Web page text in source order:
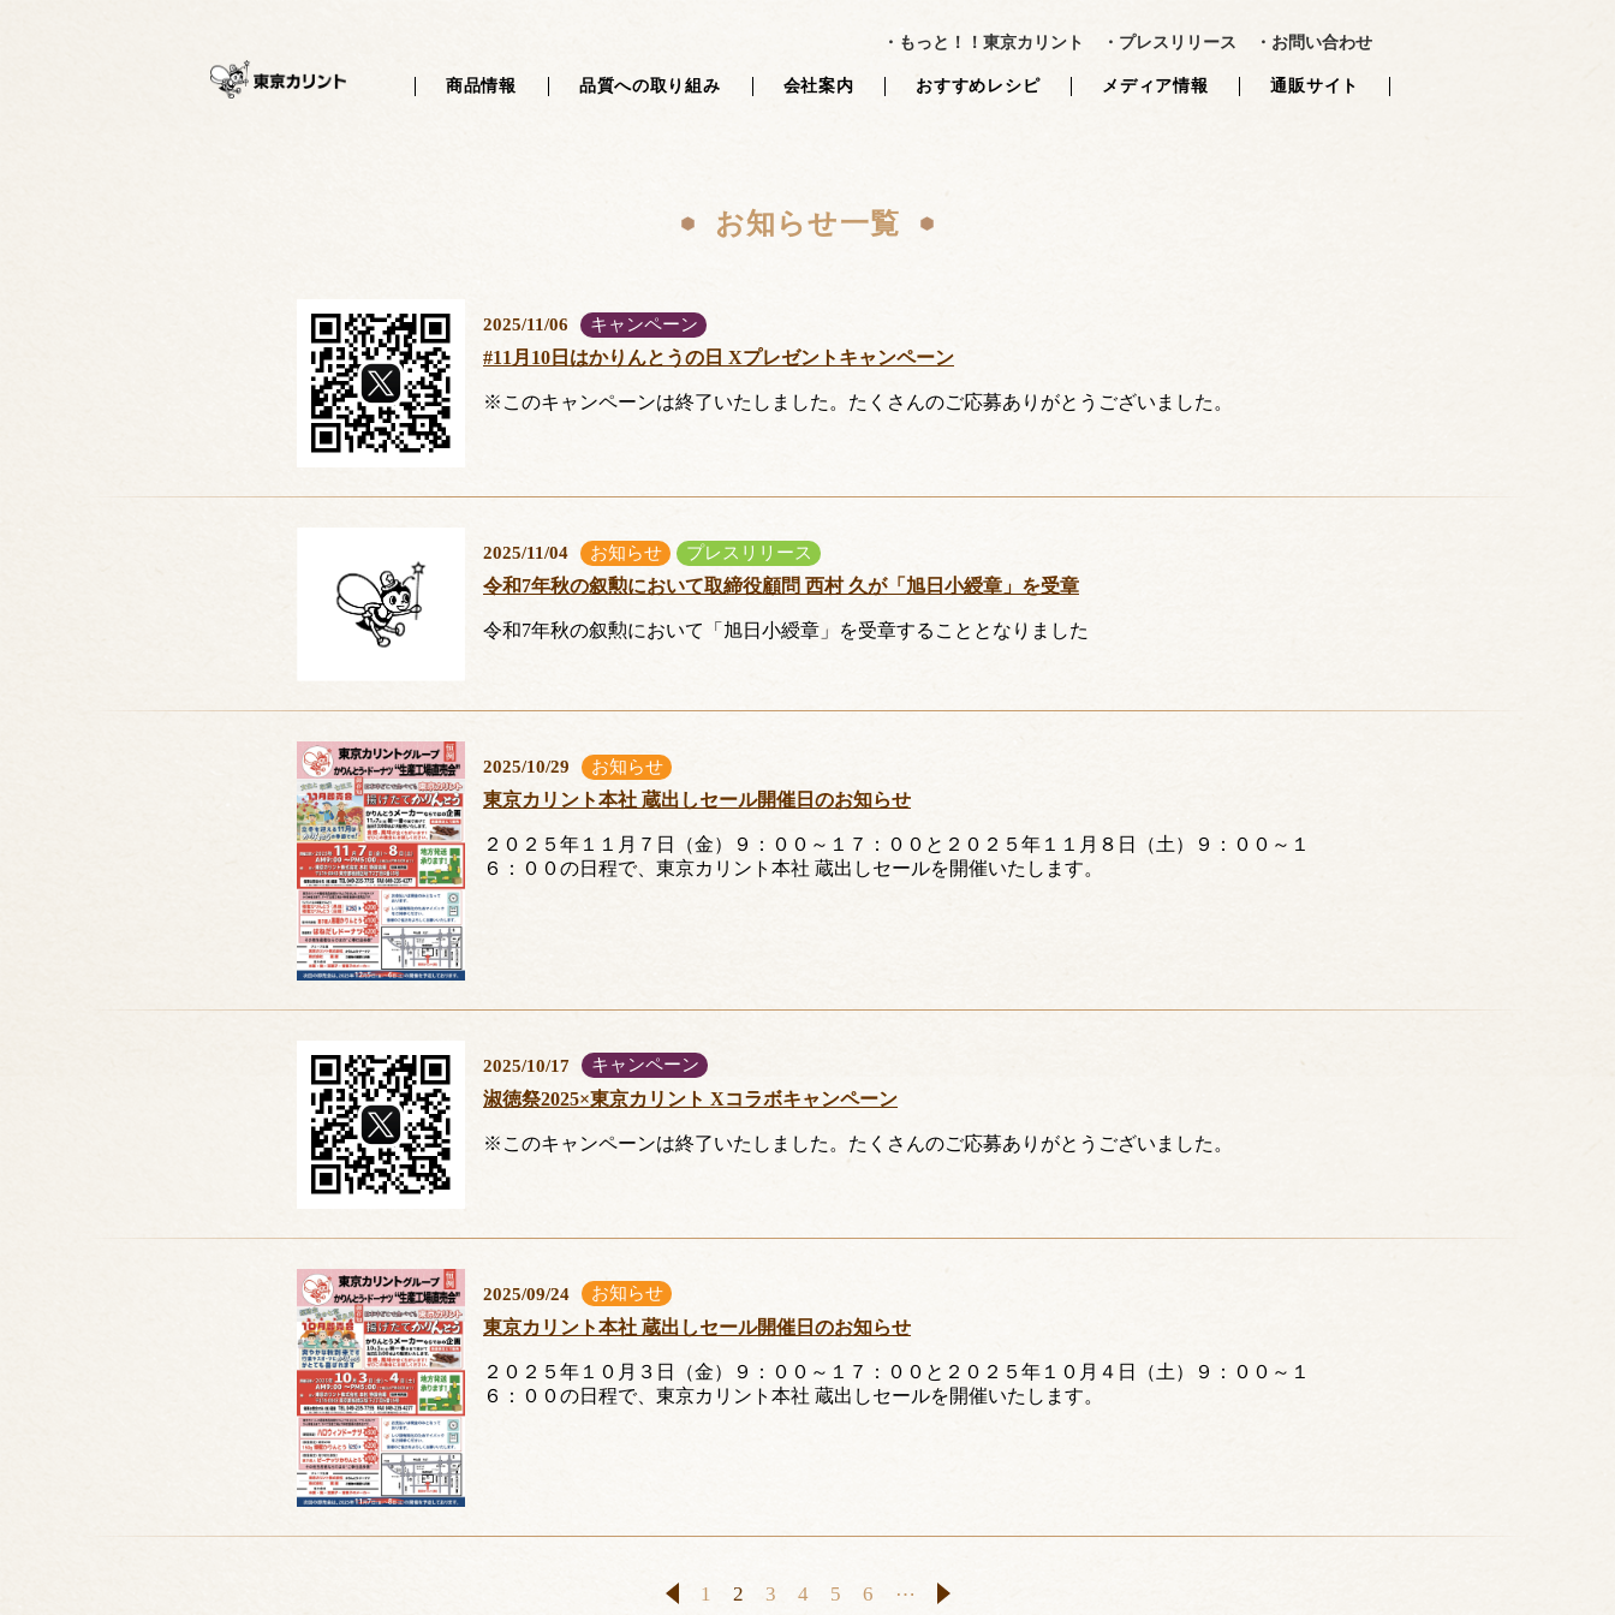
・もっと！！東京カリント
・プレスリリース ・お問い合わせ
商品情報 品質への取り組み 会社案内 おすすめレシピ メディア情報 通販サイト
お知らせ一覧
2025/11/06 キャンペーン
#11月10日はかりんとうの日 Xプレゼントキャンペーン
※このキャンペーンは終了いたしました。たくさんのご応募ありがとうございました。
2025/11/04 お知らせ プレスリリース
令和7年秋の叙勲において取締役顧問 西村 久が「旭日小綬章」を受章
令和7年秋の叙勲において「旭日小綬章」を受章することとなりました
2025/10/29 お知らせ
東京カリント本社 蔵出しセール開催日のお知らせ
２０２５年１１月７日（金）９：００～１７：００と２０２５年１１月８日（土）９：００～１
６：００の日程で、東京カリント本社 蔵出しセールを開催いたします。
2025/10/17 キャンペーン
淑徳祭2025×東京カリント Xコラボキャンペーン
※このキャンペーンは終了いたしました。たくさんのご応募ありがとうございました。
2025/09/24 お知らせ
東京カリント本社 蔵出しセール開催日のお知らせ
２０２５年１０月３日（金）９：００～１７：００と２０２５年１０月４日（土）９：００～１
６：００の日程で、東京カリント本社 蔵出しセールを開催いたします。
1 2 3 4 5 6 ⋯